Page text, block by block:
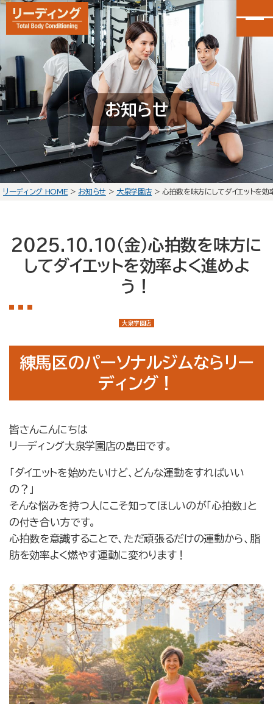
カンタン30秒申し込み
LINEで無料体験予約
大泉学園店 会員予約
石神井公園店 会員予約
初回体験の流れ
店舗案内
トレーナー紹介
メニュー・料金
お知らせ
コラム
運営会社情報
採用情報
プライバシーポリシー
お問合せ・無料体験予約
お知らせ
リーディング HOME> お知らせ > 大泉学園店> 心拍数を味方にしてダイエットを効
2025.10.10(金)心拍数を味方に
してダイエットを効率よく進めよ
う！
大泉学園店
練馬区のパーソナルジムならリー
ディング！
皆さんこんにちは
リーディング大泉学園店の島田です。
「ダイエットを始めたいけど、どんな運動をすればいい
の？」
そんな悩みを持つ人にこそ知ってほしいのが「心拍数」と
の付き合い方です。
心拍数を意識することで、ただ頑張るだけの運動から、脂
肪を効率よく燃やす運動に変わります！